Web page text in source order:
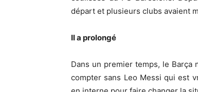
départ et plusieurs clubs avaient
Il a prolongé
Dans un premier temps, le Barça
compter sans Leo Messi qui est